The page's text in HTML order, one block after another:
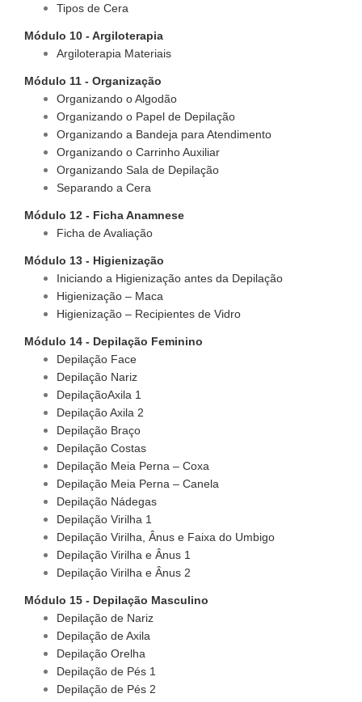
Tipos de Cera
Módulo 10 - Argiloterapia
Argiloterapia Materiais
Módulo 11 - Organização
Organizando o Algodão
Organizando o Papel de Depilação
Organizando a Bandeja para Atendimento
Organizando o Carrinho Auxiliar
Organizando Sala de Depilação
Separando a Cera
Módulo 12 - Ficha Anamnese
Ficha de Avaliação
Módulo 13 - Higienização
Iniciando a Higienização antes da Depilação
Higienização – Maca
Higienização – Recipientes de Vidro
Módulo 14 - Depilação Feminino
Depilação Face
Depilação Nariz
DepilaçãoAxila 1
Depilação Axila 2
Depilação Braço
Depilação Costas
Depilação Meia Perna – Coxa
Depilação Meia Perna – Canela
Depilação Nádegas
Depilação Virilha 1
Depilação Virilha, Ânus e Faixa do Umbigo
Depilação Virilha e Ânus 1
Depilação Virilha e Ânus 2
Módulo 15 - Depilação Masculino
Depilação de Nariz
Depilação de Axila
Depilação Orelha
Depilação de Pés 1
Depilação de Pés 2